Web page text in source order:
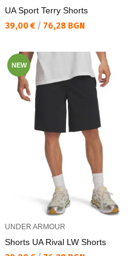
UA Sport Terry Shorts
Текуща цена:
39,00 € / 76,28 BGN
NEW
UNDER ARMOUR
Shorts UA Rival LW Shorts